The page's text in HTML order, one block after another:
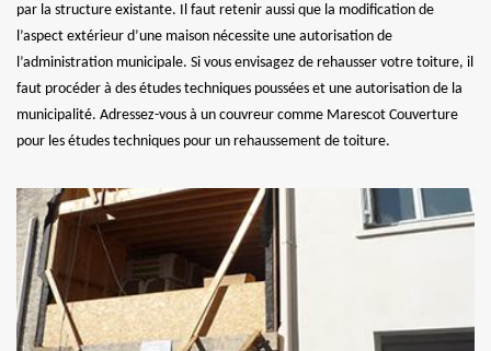
par la structure existante. Il faut retenir aussi que la modification de
l’aspect extérieur d’une maison nécessite une autorisation de
l’administration municipale. Si vous envisagez de rehausser votre toiture, il
faut procéder à des études techniques poussées et une autorisation de la
municipalité. Adressez-vous à un couvreur comme Marescot Couverture
pour les études techniques pour un rehaussement de toiture.